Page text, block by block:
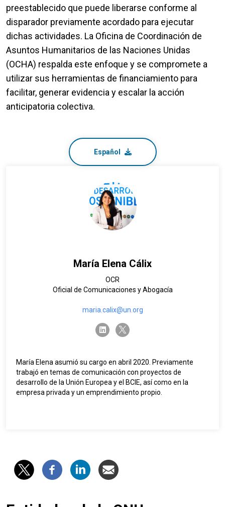
preestablecido que puede liberarse conforme al
disparador previamente acordado para ejecutar
dichas actividades. La Oficina de Coordinación de
Asuntos Humanitarios de las Naciones Unidas
(OCHA) respalda este enfoque y se compromete a
utilizar sus herramientas de financiamiento para
facilitar, generar evidencia y escalar la acción
anticipatoria colectiva.
Español
María Elena Cálix
OCR
Oficial de Comunicaciones y Abogacía
maria.calix@un.org
linkedintwitter-x
María Elena asumió su cargo en abril 2020. Previamente
trabajó en temas de comunicación con proyectos de
desarrollo de la Unión Europea y el BCIE, así como en la
empresa privada y un emprendimiento propio.